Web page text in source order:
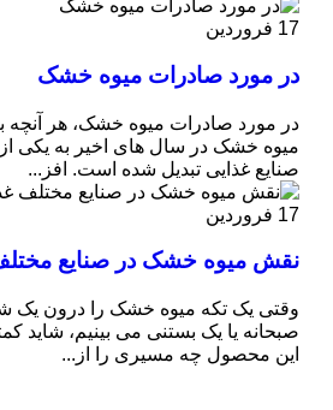
17 فروردین
در مورد صادرات میوه خشک
در مورد صادرات میوه خشک، هر آنچه
میوه خشک در سال ‌های اخیر به یکی از
صنایع غذایی تبدیل شده است. افز...
17 فروردین
نقش میوه خشک در صنایع
وقتی یک تکه میوه خشک را درون یک
صبحانه یا یک بستنی می ‌بینیم، شاید
این محصول چه مسیری را از...